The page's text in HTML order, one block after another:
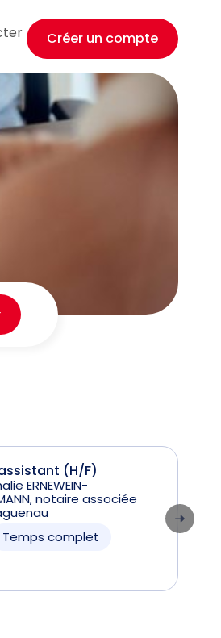
Créer un compte
(H/F)
ERNEWEIN-
notaire associée
Temps complet